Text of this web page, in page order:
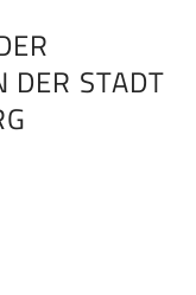
DER STADT